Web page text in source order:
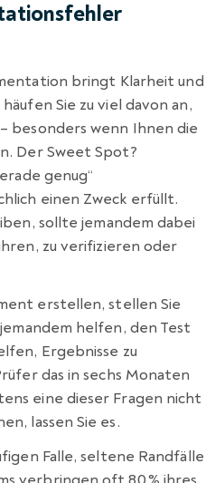
bringt Klarheit und
Sie zu viel davon an,
besonders wenn Ihnen die
Der Sweet Spot?
genug“
einen Zweck erfüllt.
sollte jemandem dabei
zu verifizieren oder
erstellen, stellen Sie
helfen, den Test
Ergebnisse zu
das in sechs Monaten
eine dieser Fragen nicht
lassen Sie es.
Falle, seltene Randfälle